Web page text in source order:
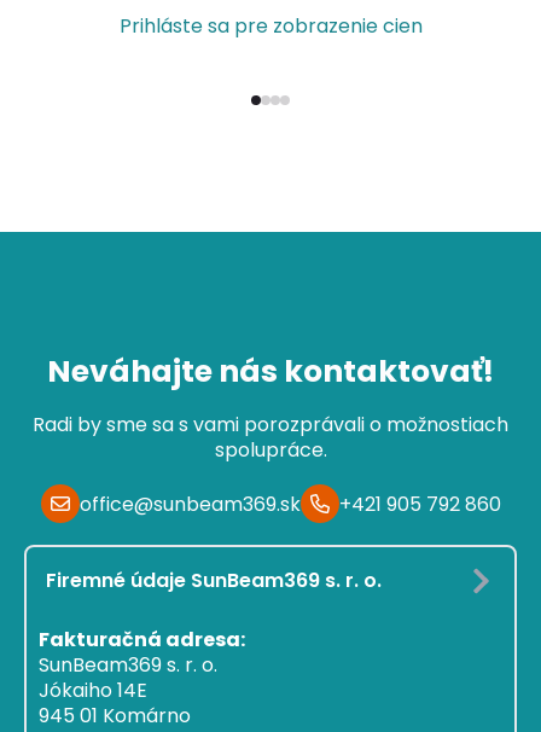
Prihláste sa pre zobrazenie cien
Neváhajte nás kontaktovať!
Radi by sme sa s vami porozprávali o možnostiach
spolupráce.
office@sunbeam369.sk
+421 905 792 860
Firemné údaje SunBeam369 s. r. o.
Fakturačná adresa:
SunBeam369 s. r. o.
Jókaiho 14E
945 01 Komárno